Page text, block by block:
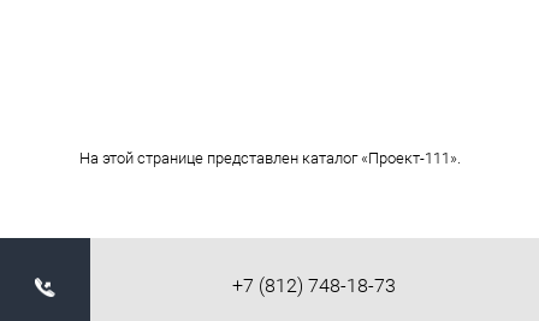
На этой странице представлен каталог «Проект-111».
+7 (812) 748-18-73